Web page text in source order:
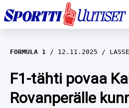
EM-YLEISURHEILU
JÄÄKIEKKO
YLEISURHEILU
FORMULA 1 12.11.2025
F1-tähti povaa
Rovanperälle